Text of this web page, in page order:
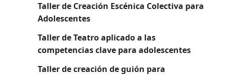
Taller de Creación Escénica Colectiva para
Adolescentes
Taller de Teatro aplicado a las
competencias clave para adolescentes
Taller de creación de guión para